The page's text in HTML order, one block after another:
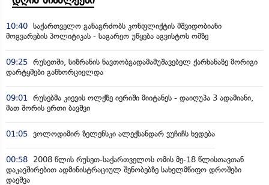
10:40 საქართველო განაგრძობს კონფლიქტის მშვიდობიანი
მოგვარების პოლიტიკას - საგარეო უწყება აგვისტოს ომზე
09:25 რუსეთში, სიზრანის ნავთობგადამამუშავებელ ქარხანაზე მორიგი
დარტყმები განხორციელდა
09:01
რუსებმა კიევის ოლქზე იერიში მიიტანეს - დაიღუპა 3 ადამიანი,
მათ შორის ერთი ბავშვი
01:05 ვოლოდიმირ ზელენსკი ალექსანდარ ვუჩიჩს ხვდება
00:58
2008 წლის რუსეთ-საქართველოს ომის მე-18 წლისთავთან
დაკავშირებით ადმინისტრაციულ შენობებზე სახელმწიფო დროშები
დაეშვა